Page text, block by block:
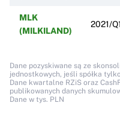
MLK
(MILKILAND)
2021/Q1
Dane pozyskiwane są ze
jednostkowych, jeśli spółka
Dane kwartalne RZiS oraz
publikowanych danych
Dane w tys. PLN